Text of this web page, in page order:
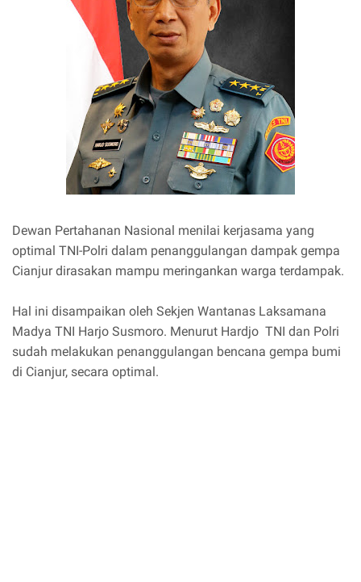
Dewan Pertahanan Nasional menilai kerjasama yang
optimal TNI-Polri dalam penanggulangan dampak gempa
Cianjur dirasakan mampu meringankan warga terdampak.
Hal ini disampaikan oleh Sekjen Wantanas Laksamana
Madya TNI Harjo Susmoro. Menurut Hardjo TNI dan Polri
sudah melakukan penanggulangan bencana gempa bumi
di Cianjur, secara optimal.